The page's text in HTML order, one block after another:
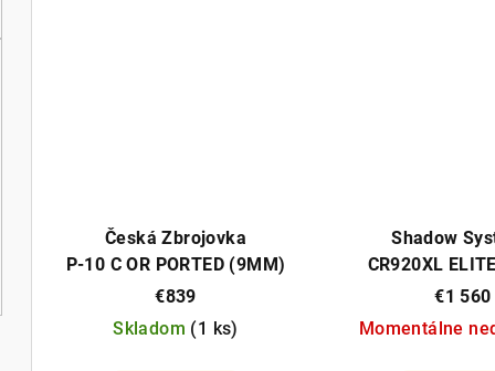
P-10 C OR PORTED (9MM)
Česká Zbrojovka
€839
Skladom (1 ks)
CR920XL
Shadow
€1 560
Momentálne